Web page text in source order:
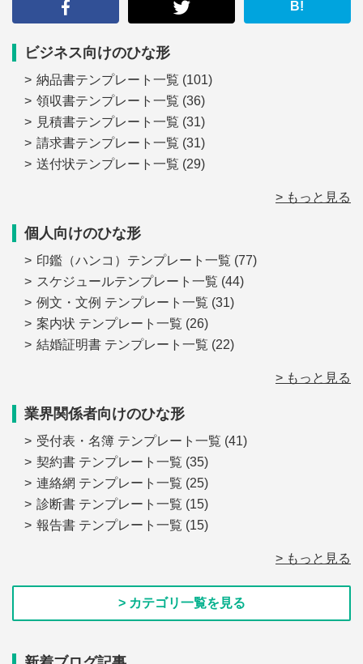
B!
ビジネス向けのひな形
納品書テンプレート一覧 (101)
領収書テンプレート一覧 (36)
見積書テンプレート一覧 (31)
請求書テンプレート一覧 (31)
送付状テンプレート一覧 (29)
> もっと見る
個人向けのひな形
印鑑（ハンコ）テンプレート一覧 (77)
スケジュールテンプレート一覧 (44)
例文・文例 テンプレート一覧 (31)
案内状 テンプレート一覧 (26)
結婚証明書 テンプレート一覧 (22)
> もっと見る
業界関係者向けのひな形
受付表・名簿 テンプレート一覧 (41)
契約書 テンプレート一覧 (35)
連絡網 テンプレート一覧 (25)
診断書 テンプレート一覧 (15)
報告書 テンプレート一覧 (15)
> もっと見る
> カテゴリ一覧を見る